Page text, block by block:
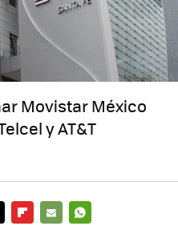
Movistar México
y AT&T